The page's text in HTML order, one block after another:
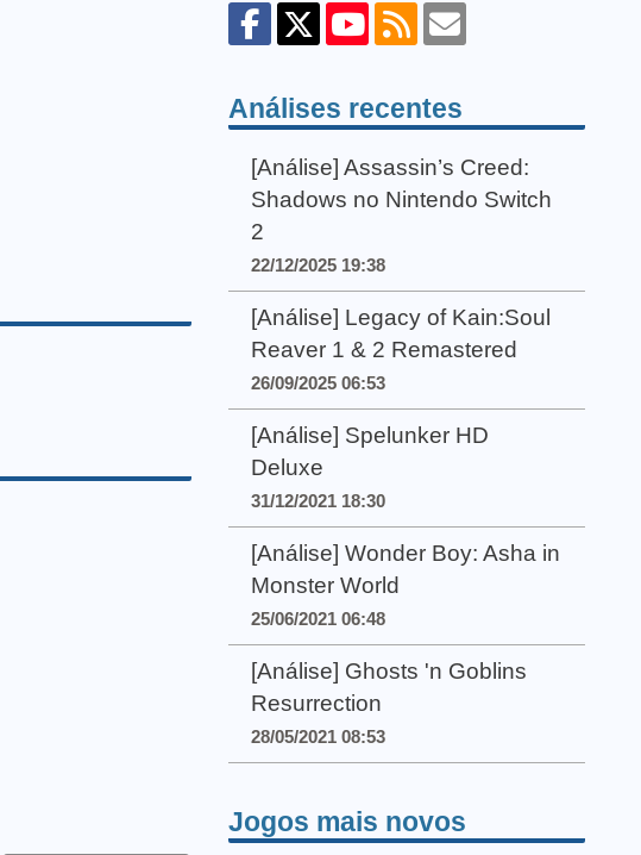
Análises recentes
[Análise] Assassin’s Creed:
Shadows no Nintendo Switch
2
22/12/2025 19:38
[Análise] Legacy of Kain:Soul
Reaver 1 & 2 Remastered
26/09/2025 06:53
[Análise] Spelunker HD
Deluxe
31/12/2021 18:30
[Análise] Wonder Boy: Asha in
Monster World
25/06/2021 06:48
[Análise] Ghosts 'n Goblins
Resurrection
28/05/2021 08:53
Jogos mais novos